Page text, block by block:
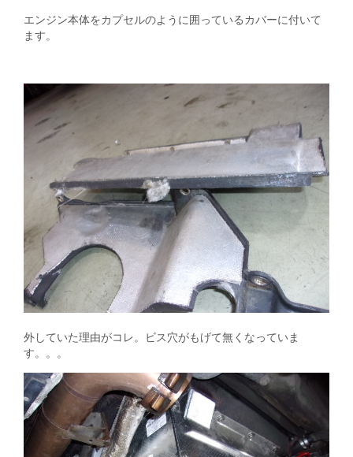
エンジン本体をカプセルのように囲っているカバーに付いて
ます。
外していた理由がコレ。ビス穴がもげて無くなっていま
す。。。